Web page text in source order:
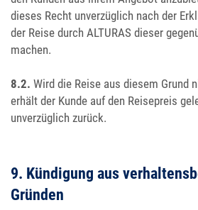
dieses Recht unverzüglich nach der
der Reise durch ALTURAS dieser
machen.
8.2. Wird die Reise aus diesem Grund
erhält der Kunde auf den Reisepreis
unverzüglich zurück.
9. Kündigung aus
Gründen